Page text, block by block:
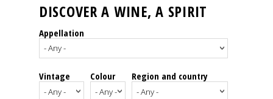
Our
events
Spirits
DISCOVER A WINE, A SPIRIT
Appellation
Vintage Colour Region and country